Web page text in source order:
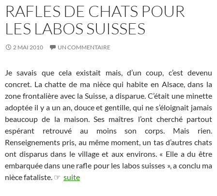
RAFLES DE CHATS POUR
LES LABOS SUISSES
2 MAI 2010 UN COMMENTAIRE
Je savais que cela existait mais, d’un coup, c’est devenu
concret. La chatte de ma nièce qui habite en Alsace, dans la
zone frontalière avec la Suisse, a disparue. C’était une minette
adoptée il y a un an, douce et gentille, qui ne s’éloignait jamais
beaucoup de la maison. Ses maîtres l’ont cherché partout
espérant retrouvé au moins son corps. Mais rien.
Renseignements pris, au même moment, un tas d’autres chats
ont disparus dans le village et aux environs. « Elle a du être
embarquée dans une rafle pour les labos suisses », a conclu ma
nièce fataliste. ☞ suite